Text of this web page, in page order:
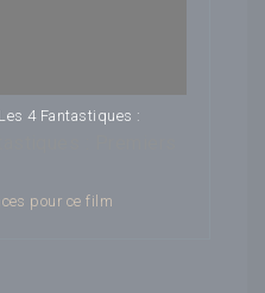
4 Fantastiques :
pour ce film